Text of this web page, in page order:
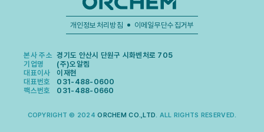
개인정보처리방침 이메일무단수집거부
본사 주소 경기도 안산시 단원구 시화벤처로 705
기업명
(주)오알켐
대표이사
이재현
대표번호
031-488-0600
팩스번호
031-488-0660
COPYRIGHT © 2024ORCHEM CO.,LTD. ALL RIGHTS RESERVED.